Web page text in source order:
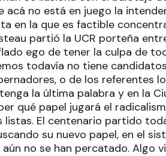
acá no está en juego la
en la que es factible
partió la UCR porteña
ego de tener la culpa de
todavía no tiene
o de los referentes
la última palabra y en la
qué papel jugará el
listas. El centenario partido
su nuevo papel, en el
aún no se han percatado. Algo